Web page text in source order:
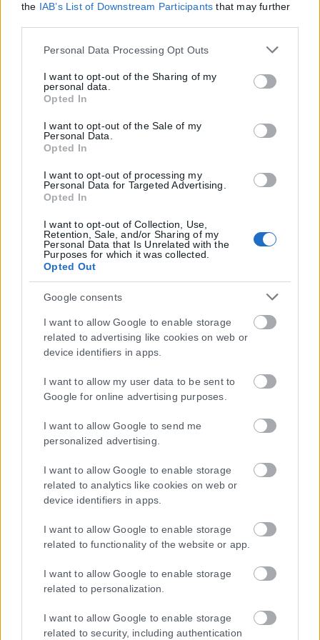
the IAB’s List of Downstream Participants that may further
Please note that this website/app uses one or more Google
but not limited to your visit or usage behaviour. You may
click to grant or deny consent to Google and its third-party
tags to use your data for below specified purposes in below
Google consent section.
Personal Data Processing Opt Outs
I want to opt-out of the Sharing of my
personal data.
Opted In
I want to opt-out of the Sale of my
Personal Data.
Opted In
I want to opt-out of processing my
Personal Data for Targeted Advertising.
Opted In
I want to opt-out of Collection, Use,
Retention, Sale, and/or Sharing of my
Personal Data that Is Unrelated with the
Purposes for which it was collected.
Opted Out
Google consents
I want to allow Google to enable storage
related to advertising like cookies on web or
device identifiers in apps.
I want to allow my user data to be sent to
Google for online advertising purposes.
I want to allow Google to send me
personalized advertising.
I want to allow Google to enable storage
related to analytics like cookies on web or
device identifiers in apps.
I want to allow Google to enable storage
related to functionality of the website or app.
I want to allow Google to enable storage
related to personalization.
I want to allow Google to enable storage
related to security, including authentication
Η εταιρεία με την επωνυμία “POLITICAL MEDIA GROUP A.E.” και κατ’
επέκταση η ιστοσελίδα που κατέχει αυτή “www.karfitsa.gr”